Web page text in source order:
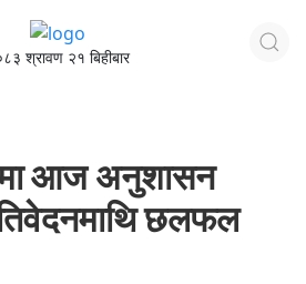
श्रावण २१ बिहीबार
आज अनुशासन
छलफल